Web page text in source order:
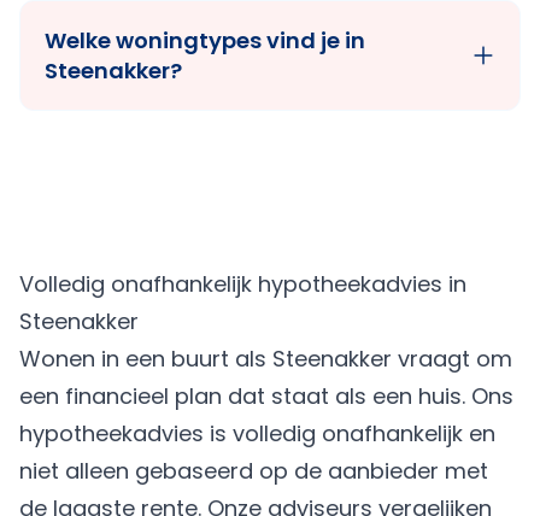
Welke woningtypes vind je in
Steenakker?
Volledig onafhankelijk hypotheekadvies in
Steenakker
Wonen in een buurt als Steenakker vraagt om
een financieel plan dat staat als een huis. Ons
hypotheekadvies is volledig onafhankelijk en
niet alleen gebaseerd op de aanbieder met
de laagste rente. Onze adviseurs vergelijken